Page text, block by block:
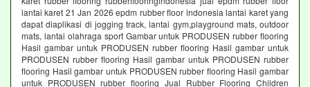
lantai karet 21 Jan 2026 epdm rubber floor indonesia lantai karet yang
dapat diaplikasi di jogging track, lantai gym,playground mats, outdoor
mats, lantai olahraga sport Gambar untuk PRODUSEN rubber flooring
Hasil gambar untuk PRODUSEN rubber flooring Hasil gambar untuk
PRODUSEN rubber flooring Hasil gambar untuk PRODUSEN rubber
flooring Hasil gambar untuk PRODUSEN rubber flooring Hasil gambar
untuk PRODUSEN rubber flooring Jual Rubber Flooring Children